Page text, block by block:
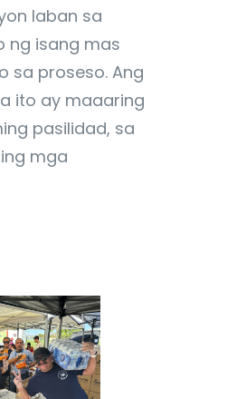
laban sa
ng isang mas
sa proseso. Ang
ito ay maaaring
pasilidad, sa
mga